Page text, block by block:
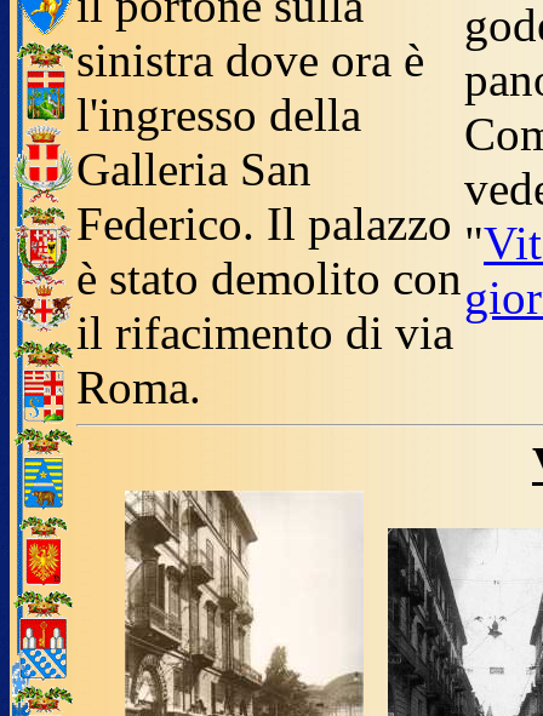
sinistra dove ora è
l'ingresso della
Galleria San
Federico. Il palazzo
è stato demolito con
il rifacimento di via
Roma.
"